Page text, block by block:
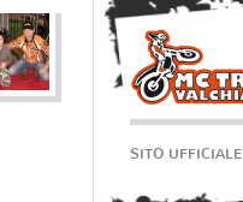
SITO UFFICIALE